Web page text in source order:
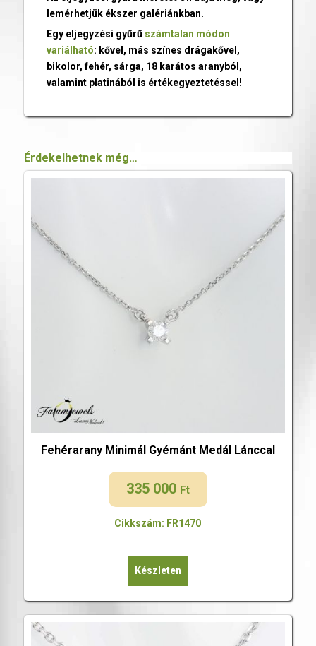
lemérhetjük ékszer galériánkban.
Egy eljegyzési gyűrű számtalan módon
variálható: kővel, más színes drágakővel,
bikolor, fehér, sárga, 18 karátos aranyból,
valamint platinából is értékegyeztetéssel!
Érdekelhetnek még…
Fehérarany Minimál Gyémánt Medál Lánccal
335 000 Ft
Cikkszám: FR1470
Készleten